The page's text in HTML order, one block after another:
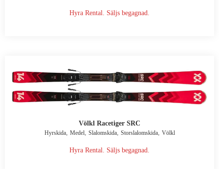
Hyra Rental. Säljs begagnad.
Völkl Racetiger SRC
Hyrskida, Medel, Slalomskida, Storslalomskida, Völkl
Hyra Rental. Säljs begagnad.